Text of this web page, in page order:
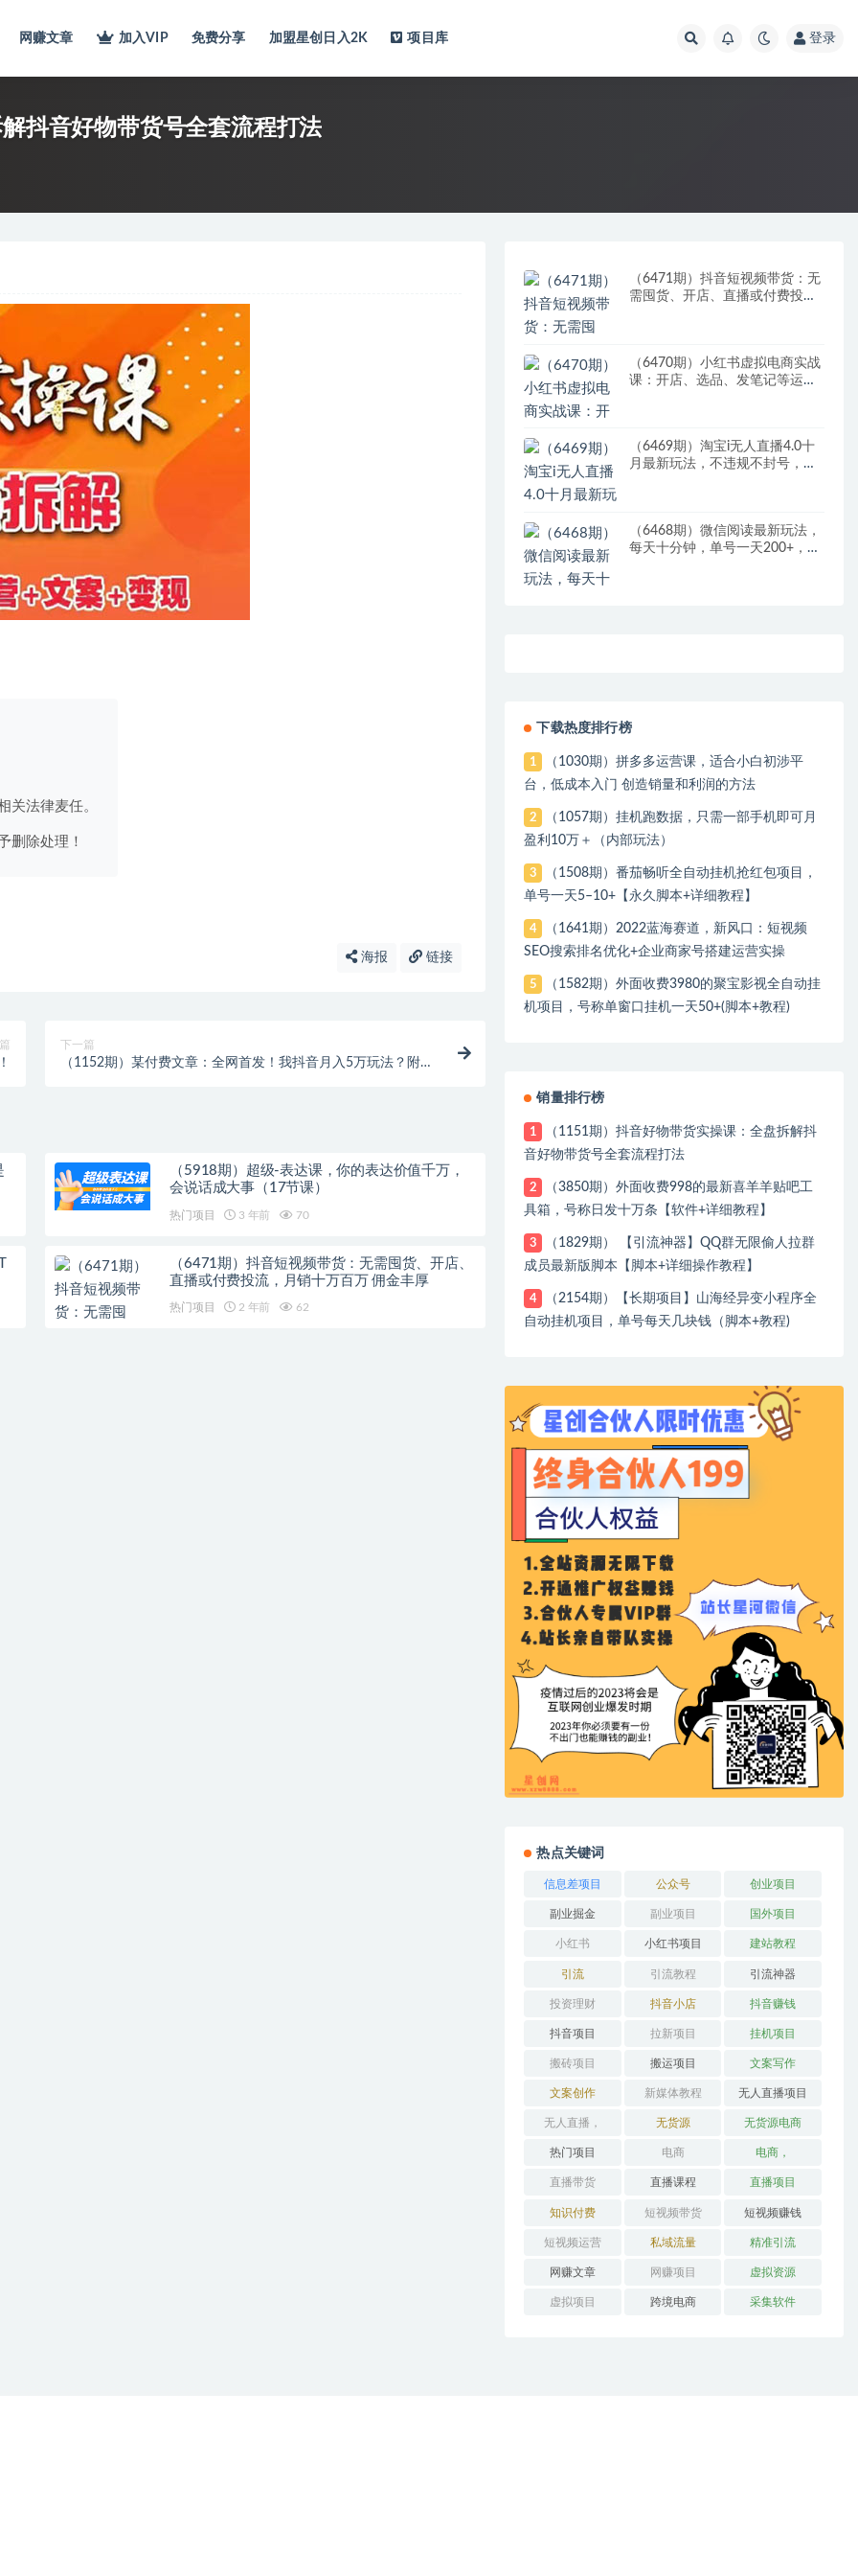
网赚文章 加入VIP 免费分享 加盟星创日入2K 项目库 登录
抖音好物带货号全套流程打法
关法律麦任。
删除处理！
海报 链接
下一篇
（1152期）某付费文章：全网首发！我抖音月入5万玩法？附
（5918期）超级-表达课，你的表达价值千万，
会说话成大事（17节课）
热门项目 3 年前 70
（6471期）抖音短视频带货：无需囤货、开店、
直播或付费投流，月销十万百万 佣金丰厚
热门项目 2 年前 62
（6471期）抖音短视频带货：无
需囤货、开店、直播或付费投
（6470期）小红书虚拟电商实战
课：开店、选品、发笔记等运营
（6469期）淘宝i无人直播4.0十
月最新玩法，不违规不封号，完
（6468期）微信阅读最新玩法，
每天十分钟，单号一天200+，简
下载热度排行榜
1
（1030期）拼多多运营课，适合小白初涉平
台，低成本入门 创造销量和利润的方法
2
（1057期）挂机跑数据，只需一部手机即可月
盈利10万＋（内部玩法）
3
（1508期）番茄畅听全自动挂机抢红包项目，
单号一天5–10+【永久脚本+详细教程】
4
（1641期）2022蓝海赛道，新风口：短视频
SEO搜索排名优化+企业商家号搭建运营实操
5
（1582期）外面收费3980的聚宝影视全自动挂
机项目，号称单窗口挂机一天50+(脚本+教程)
销量排行榜
1
（1151期）抖音好物带货实操课：全盘拆解抖
音好物带货号全套流程打法
2
（3850期）外面收费998的最新喜羊羊贴吧工
具箱，号称日发十万条【软件+详细教程】
3
（1829期） 【引流神器】QQ群无限偷人拉群
成员最新版脚本【脚本+详细操作教程】
4
（2154期）【长期项目】山海经异变小程序全
自动挂机项目，单号每天几块钱（脚本+教程)
热点关键词
信息差项目 公众号 创业项目
副业掘金 副业项目 国外项目
小红书 小红书项目 建站教程
引流 引流教程 引流神器
投资理财 抖音小店 抖音赚钱
抖音项目 拉新项目 挂机项目
搬砖项目 搬运项目 文案写作
文案创作 新媒体教程 无人直播项目
无人直播， 无货源 无货源电商
热门项目 电商 电商，
直播带货 直播课程 直播项目
知识付费 短视频带货 短视频赚钱
短视频运营 私域流量 精准引流
网赚文章 网赚项目 虚拟资源
虚拟项目 跨境电商 采集软件